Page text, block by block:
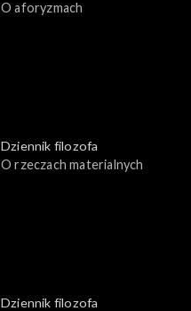
O aforyzmach
Dziennik filozofa
O rzeczach materialnych
Dziennik filozofa